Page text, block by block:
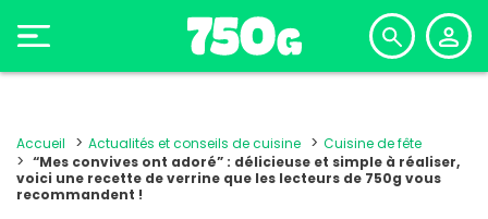
Accueil Actualités et conseils de cuisine
Cuisine de fête
“Mes convives ont adoré” : délicieuse et simple à réaliser,
voici une recette de verrine que les lecteurs de 750g vous
recommandent !